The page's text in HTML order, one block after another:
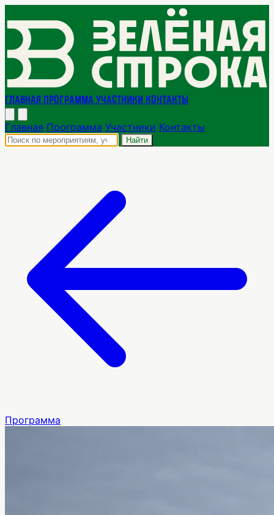
Главная Программа Участники Контакты
Главная Программа Участники Контакты
Найти
Программа